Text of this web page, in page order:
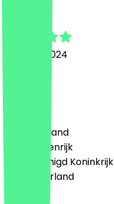
8 maart 2024
🇩🇪 Duitsland
🇦🇹 Oostenrijk
🇬🇧 Verenigd Koninkrijk
🇳🇱 Nederland